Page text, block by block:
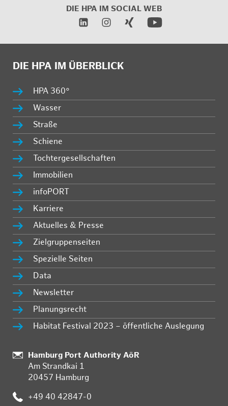
DIE HPA IM SOCIAL WEB
DIE HPA IM ÜBERBLICK
HPA 360°
Wasser
Straße
Schiene
Tochtergesellschaften
Immobilien
infoPORT
Karriere
Aktuelles & Presse
Zielgruppenseiten
Spezielle Seiten
Data
Newsletter
Planungsrecht
Habitat Festival 2023 – öffentliche Auslegung
:
Hamburg Port Authority AöR
Am Strandkai 1
20457 Hamburg
: +49 40 42847-0